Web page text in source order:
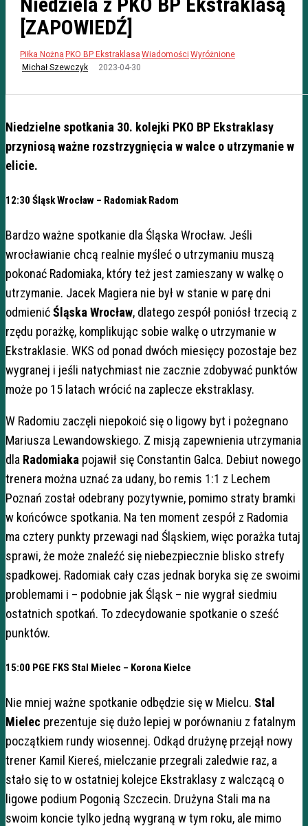
[ZAPOWIEDŹ]
Piłka Nożna PKO BP Ekstraklasa Wiadomości Wyróżnione
Michał Szewczyk
2023-04-30
Niedzielne spotkania 30. kolejki PKO BP Ekstraklasy
przyniosą ważne rozstrzygnięcia w walce o utrzymanie w
elicie.
12:30 Śląsk Wrocław – Radomiak Radom
Bardzo ważne spotkanie dla Śląska Wrocław. Jeśli
wrocławianie chcą realnie myśleć o utrzymaniu muszą
pokonać Radomiaka, który też jest zamieszany w walkę o
utrzymanie. Jacek Magiera nie był w stanie w parę dni
odmienićŚląska Wrocław, dlatego zespół poniósł trzecią z
rzędu porażkę, komplikując sobie walkę o utrzymanie w
Ekstraklasie. WKS od ponad dwóch miesięcy pozostaje bez
wygranej i jeśli natychmiast nie zacznie zdobywać punktów
może po 15 latach wrócić na zaplecze ekstraklasy.
W Radomiu zaczęli niepokoić się o ligowy byt i pożegnano
Mariusza Lewandowskiego. Z misją zapewnienia utrzymania
dla Radomiaka pojawił się Constantin Galca. Debiut nowego
trenera można uznać za udany, bo remis 1:1 z Lechem
Poznań został odebrany pozytywnie, pomimo straty bramki
w końcówce spotkania. Na ten moment zespół z Radomia
ma cztery punkty przewagi nad Śląskiem, więc porażka tutaj
sprawi, że może znaleźć się niebezpiecznie blisko strefy
spadkowej. Radomiak cały czas jednak boryka się ze swoimi
problemami i – podobnie jak Śląsk – nie wygrał siedmiu
ostatnich spotkań. To zdecydowanie spotkanie o sześć
punktów.
15:00 PGE FKS Stal Mielec – Korona Kielce
Nie mniej ważne spotkanie odbędzie się w Mielcu. Stal
Mielec prezentuje się dużo lepiej w porównaniu z fatalnym
początkiem rundy wiosennej. Odkąd drużynę przejął nowy
trener Kamil Kiereś, mielczanie przegrali zaledwie raz, a
stało się to w ostatniej kolejce Ekstraklasy z walczącą o
ligowe podium Pogonią Szczecin. Drużyna Stali ma na
swoim koncie tylko jedną wygraną w tym roku, ale mimo